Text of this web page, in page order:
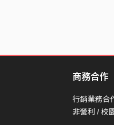
把夢想埋葬了就
選嘻哈文化 實現
跟育緯說了 最對
商務合作
行銷業務合
非營利 / 校